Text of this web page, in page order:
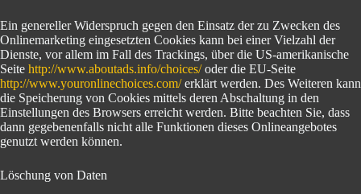
Ein genereller Widerspruch gegen den Einsatz der zu Zwecken des
Onlinemarketing eingesetzten Cookies kann bei einer Vielzahl der
Dienste, vor allem im Fall des Trackings, über die US-amerikanische
Seite http://www.aboutads.info/choices/oder die EU-Seite
http://www.youronlinechoices.com/erklärt werden. Des Weiteren kann
die Speicherung von Cookies mittels deren Abschaltung in den
Einstellungen des Browsers erreicht werden. Bitte beachten Sie, dass
dann gegebenenfalls nicht alle Funktionen dieses Onlineangebotes
genutzt werden können.
Löschung von Daten